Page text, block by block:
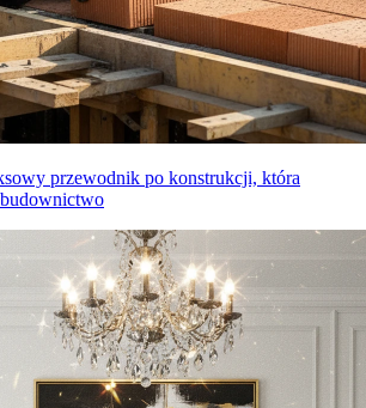
przewodnik po konstrukcji, która